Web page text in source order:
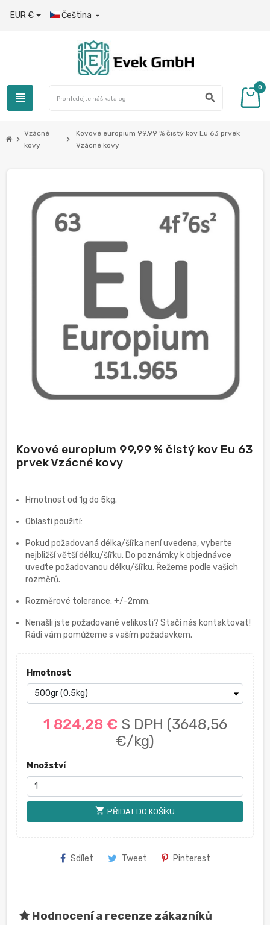
EUR € Čeština 
view_headline search
0
chevron_right
Vzácné
kovy
chevron_right
Kovové europium 99,99 % čistý kov Eu 63 prvek
Vzácné kovy
Kovové europium 99,99 % čistý kov Eu 63
prvek Vzácné kovy
Hmotnost od 1g do 5kg.
Oblasti použití:
Pokud požadovaná délka/šířka není uvedena, vyberte
nejbližší větší délku/šířku. Do poznámky k objednávce
uveďte požadovanou délku/šířku. Řežeme podle vašich
rozměrů.
Rozměrové tolerance: +/-2mm.
Nenašli jste požadované velikosti? Stačí nás kontaktovat!
Rádi vám pomůžeme s vaším požadavkem.
Hmotnost
1 824,28 € S DPH (3648,56
€/kg)
Množství
shopping_cart PŘIDAT DO KOŠÍKU
Sdílet Tweet Pinterest
Hodnocení a recenze zákazníků